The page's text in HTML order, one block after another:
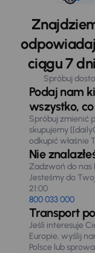
ciągu 7
Spróbuj
Podaj nam
wszystko,
Spróbuj zmienić
skupujemy
odkupić właśnie
Nie
Zadzwoń do nas
Jesteśmy do
21:00
800 033 000
Transport
Jeśli interesuje
Europie, wyślij
Polsce lub